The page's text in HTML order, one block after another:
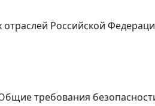
Российской
требования